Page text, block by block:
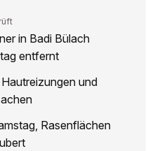
in Badi Bülach
entfernt
und
Rasenflächen